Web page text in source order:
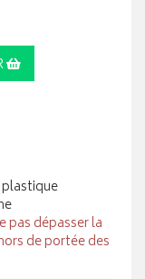
pas dépasser la
de portée des